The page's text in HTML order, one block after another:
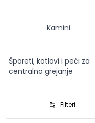
Kamini
Šporeti, kotlovi i peći za
centralno grejanje
Filteri